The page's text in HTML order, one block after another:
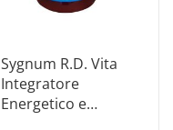
Sygnum R.D. Vita
Integratore
Energetico e